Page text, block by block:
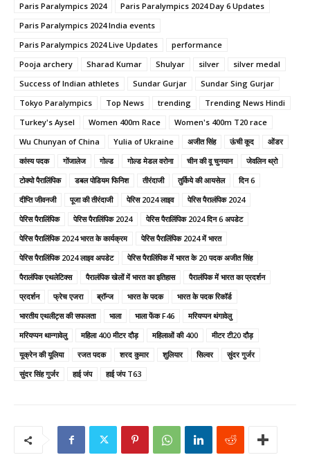
Paris Paralympics 2024
Paris Paralympics 2024 Day 6 Updates
Paris Paralympics 2024 India events
Paris Paralympics 2024 Live Updates
performance
Pooja archery
Sharad Kumar Shulyar silver
silver medal
Success of Indian athletes
Sundar Gurjar
Sundar Sing Gurjar
Tokyo Paralympics
Top News trending
Trending News Hindi
Turkey's Aysel
Women 400m Race
Women's 400m T20 race
Wu Chunyan of China
Yulia of Ukraine अजीत सिंह ऊंची कूद
ओंडर
कांस्य पदक
गोंजालेज गोल्ड गोल्ड मेडल वरोना चीन की वू चुनयान
जेवलिन थ्रो
टोक्यो पैरालिंपिक
डबल पोडियम फिनिश तीरंदाजी तुर्किये की आयसेल
दिन 6
दीप्ति जीवनजी
पूजा की तीरंदाजी पेरिस 2024 लाइव
पेरिस पैरालंपिक 2024
पेरिस पैरालिंपिक
पेरिस पैरालिंपिक 2024
पेरिस पैरालिंपिक 2024 दिन 6 अपडेट
पेरिस पैरालिंपिक 2024 भारत के कार्यक्रम
पेरिस पैरालिंपिक 2024 में भारत
पेरिस पैरालिंपिक 2024 लाइव अपडेट
पेरिस पैरालिंपिक में भारत के 20 पदक अजीत सिंह
पैरालंपिक एथलेटिक्स
पैरालंपिक खेलों में भारत का इतिहास
पैरालंपिक में भारत का प्रदर्शन
प्रदर्शन
फ्रेच एजरा ब्रॉन्ज भारत के पदक
भारत के पदक रिकॉर्ड
भारतीय एथलीट्स की सफलता
भाला भाला फेंक F46
मरियप्पन थंगावेलु
मरियप्पन थान्गावेलु
महिला 400 मीटर दौड़ महिलाओं की 400
मीटर टी20 दौड़
यूक्रेन की यूलिया
रजत पदक शरद कुमार शुलियार सिल्वर
सुंदर गुर्जर
सुंदर सिंह गुर्जर
हाई जंप हाई जंप T63